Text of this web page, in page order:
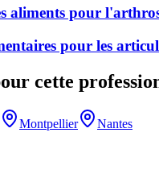
aliments pour
pour les
cette
Montpellier Nantes